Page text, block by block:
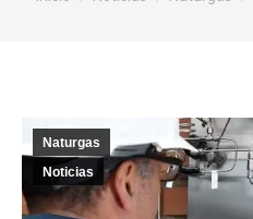
Naturgas
Noticias